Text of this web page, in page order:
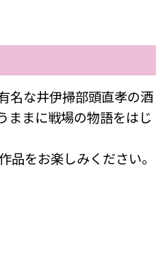
名な井伊掃部頭直孝の酒
ままに戦場の物語をはじ
をお楽しみください。